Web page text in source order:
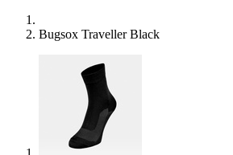
Bugsox Traveller Black